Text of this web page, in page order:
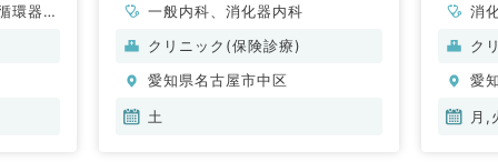
環器内
一般内科、消化器内科
クリニック(保険診療)
愛知県名古屋市中区
土
消
ク
愛
月,